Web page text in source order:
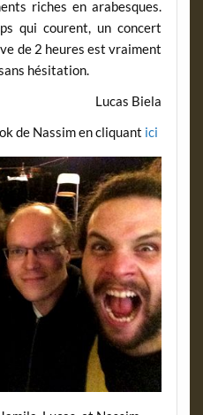
riches en arabesques.
qui courent, un concert
de 2 heures est vraiment
hésitation.
Lucas Biela
de Nassim en cliquant ici